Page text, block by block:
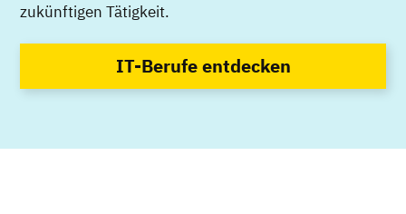
zukünftigen Tätigkeit.
IT-Berufe entdecken